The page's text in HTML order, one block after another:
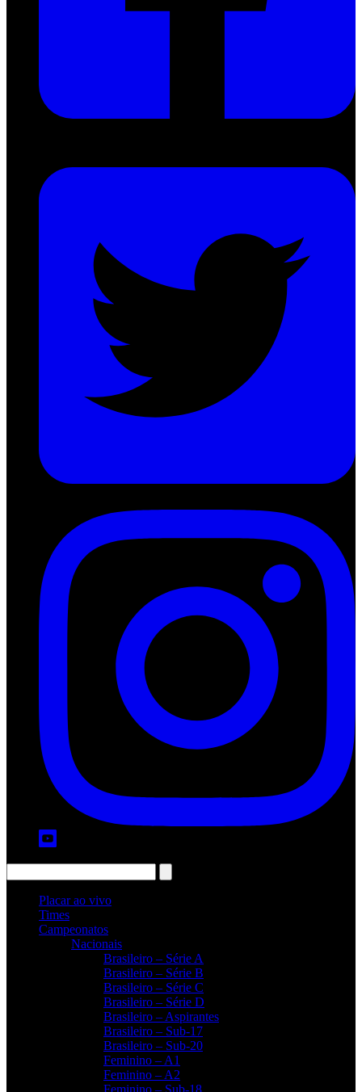
Placar ao vivo
Times
Campeonatos
Nacionais
Brasileiro – Série A
Brasileiro – Série B
Brasileiro – Série C
Brasileiro – Série D
Brasileiro – Aspirantes
Brasileiro – Sub-17
Brasileiro – Sub-20
Feminino – A1
Feminino – A2
Feminino – Sub-18